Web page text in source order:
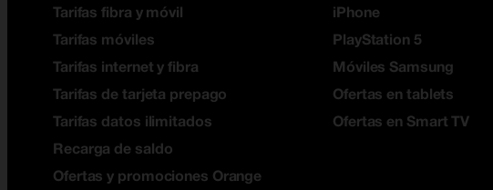
Tarifas fibra y móvil
Tarifas móviles
Tarifas internet y fibra
Tarifas de tarjeta prepago
Tarifas datos ilimitados
Recarga de saldo
Ofertas y promociones Orange
iPhone
PlayStation 5
Móviles Samsung
Ofertas en tablets
Ofertas en Smart TV